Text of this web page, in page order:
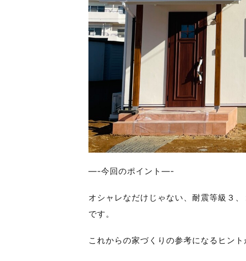
—-今回のポイント —-
オシャレなだけじゃない、耐震等級３
です。
これからの家づくりの参考になるヒント